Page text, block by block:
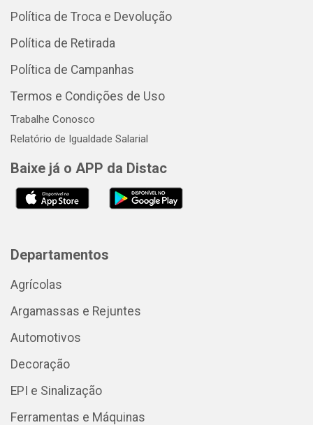
Política de Troca e Devolução
Política de Retirada
Política de Campanhas
Termos e Condições de Uso
Trabalhe Conosco
Relatório de Igualdade Salarial
Baixe já o APP da Distac
Departamentos
Agrícolas
Argamassas e Rejuntes
Automotivos
Decoração
EPI e Sinalização
Ferramentas e Máquinas